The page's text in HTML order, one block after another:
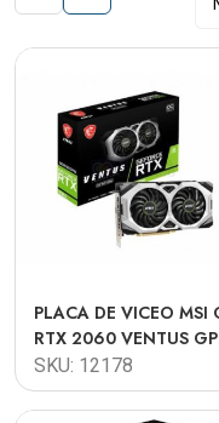
PLACA DE VICEO MSI GF
RTX 2060 VENTUS GP
OC 6GB GDDR6 2X
OPEN BOX
SKU: 12178